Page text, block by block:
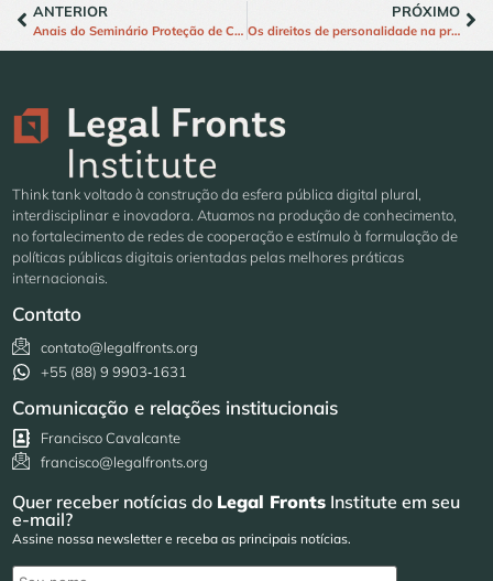
ANTERIOR
Anais do Seminário Proteção de Crianças e Adolescentes em Ambientes Digitais
PRÓXIMO
Os direitos de personalidade na proposta de reforma do Código Civil
Think tank voltado à construção da esfera pública digital plural,
interdisciplinar e inovadora. Atuamos na produção de conhecimento,
no fortalecimento de redes de cooperação e estímulo à formulação de
políticas públicas digitais orientadas pelas melhores práticas
internacionais.
Contato
contato@legalfronts.org
+55 (88) 9 9903‑1631
Comunicação e relações institucionais
Francisco Cavalcante
francisco@legalfronts.org
Quer receber notícias do Legal Fronts Institute em seu
e-mail?
Assine nossa newsletter e receba as principais notícias.